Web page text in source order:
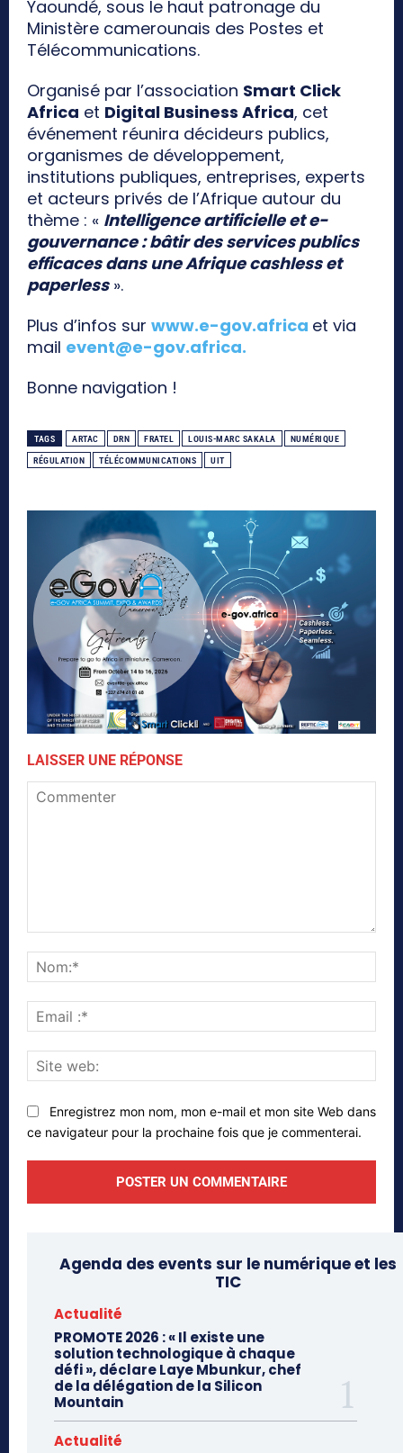
Yaoundé, sous le haut patronage du
Ministère camerounais des Postes et
Télécommunications.
Organisé par l’association Smart Click
Africa et Digital Business Africa, cet
événement réunira décideurs publics,
organismes de développement,
institutions publiques, entreprises, experts
et acteurs privés de l’Afrique autour du
thème : « Intelligence artificielle et e-
gouvernance : bâtir des services publics
efficaces dans une Afrique cashless et
paperless».
Plus d’infos sur www.e-gov.africa et via
mail event@e-gov.africa.
Bonne navigation !
TAGS ARTAC DRN FRATEL LOUIS-MARC SAKALA NUMÉRIQUE
RÉGULATION TÉLÉCOMMUNICATIONS UIT
LAISSER UNE RÉPONSE
:*
web:
Enregistrez mon nom, mon e-mail et mon site Web dans
ce navigateur pour la prochaine fois que je commenterai.
Agenda des events sur le numérique et les
TIC
Actualité
PROMOTE 2026 : « Il existe une
solution technologique à chaque
défi », déclare Laye Mbunkur, chef
de la délégation de la Silicon
Mountain
Actualité